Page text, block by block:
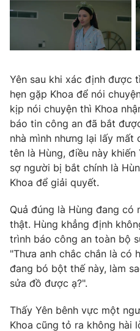
Nguyễn Trọng Ninh
Tổng đài VTV:024.38 355 931
Ðiện thoại Thời báo VTV:024.66
Liên hệ quảng cáo:024-
® Cấm sao chép dưới mọi hình
thuận bằng văn bản. Ghi rõ
thông tin từ website này.
Yên sau khi xác định được
hẹn gặp Khoa để nói
kịp nói chuyện thì Khoa
báo tin công an đã bắt
nhà mình nhưng lại lấy mất
tên là Hùng, điều này
sợ người bị bắt chính là
Khoa để giải quyết.
Quả đúng là Hùng đang
thật. Hùng khẳng định
trình báo công an toàn bộ
"Thưa anh chắc chắn là có
đang bó bột thế này, làm
sửa đồ được ạ?".
Thấy Yên bênh vực một
Khoa cũng tỏ ra không hài